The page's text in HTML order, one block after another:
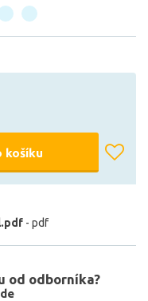
košíku
- pdf
od odborníka?